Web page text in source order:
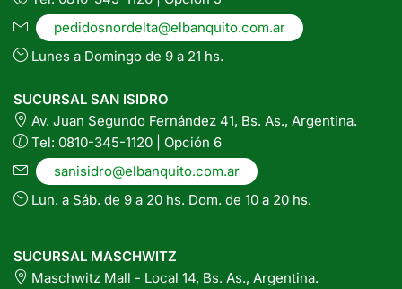
pedidosnordelta@elbanquito.com.ar
Lunes a Domingo de 9 a 21 hs.
SUCURSAL SAN ISIDRO
Av. Juan Segundo Fernández 41, Bs. As., Argentina.
Tel: 0810-345-1120 | Opción 6
sanisidro@elbanquito.com.ar
Lun. a Sáb. de 9 a 20 hs. Dom. de 10 a 20 hs.
SUCURSAL MASCHWITZ
Maschwitz Mall - Local 14, Bs. As., Argentina.